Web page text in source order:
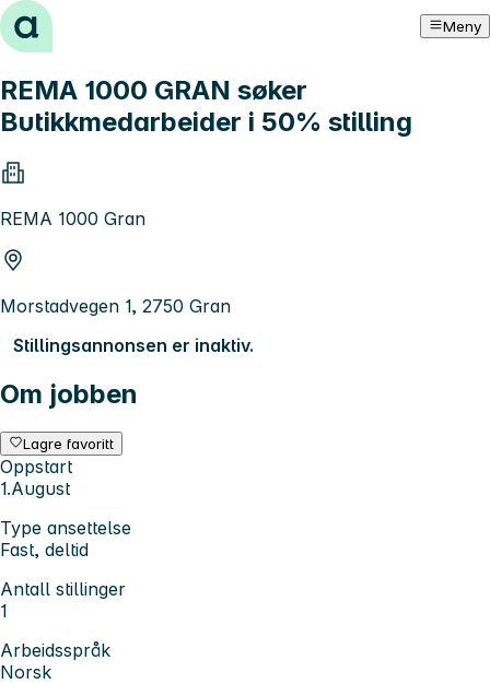
Hopp til innhold Meny
REMA 1000 GRAN søker
Butikkmedarbeider i 50% stilling
REMA 1000 Gran
Morstadvegen 1, 2750 Gran
Stillingsannonsen er inaktiv.
Om jobben
Lagre favoritt
Oppstart
1.August
Type ansettelse
Fast, deltid
Antall stillinger
1
Arbeidsspråk
Norsk